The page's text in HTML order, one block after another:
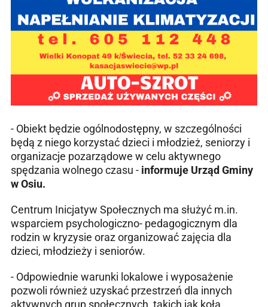
- Obiekt będzie ogólnodostępny, w szczególności
będą z niego korzystać dzieci i młodzież, seniorzy i
organizacje pozarządowe w celu aktywnego
spędzania wolnego czasu - informuje Urząd Gminy
w Osiu.
Centrum Inicjatyw Społecznych ma służyć m.in.
wsparciem psychologiczno- pedagogicznym dla
rodzin w kryzysie oraz organizować zajęcia dla
dzieci, młodzieży i seniorów.
- Odpowiednie warunki lokalowe i wyposażenie
pozwoli również uzyskać przestrzeń dla innych
aktywnych grup społecznych, takich jak koła